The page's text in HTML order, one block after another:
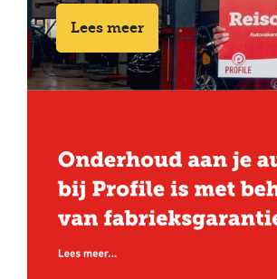
Lees meer